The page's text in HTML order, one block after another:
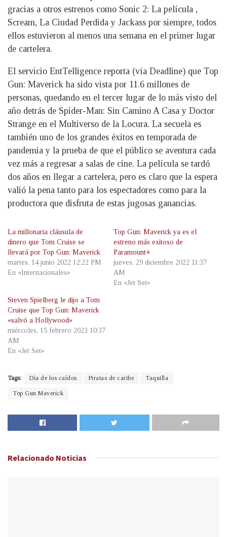
gracias a otros estrenos como Sonic 2: La película ,
Scream, La Ciudad Perdida y Jackass por siempre, todos
ellos estuvieron al menos una semana en el primer lugar
de cartelera.
El servicio EntTelligence reporta (vía Deadline) que Top
Gun: Maverick ha sido vista por 11.6 millones de
personas, quedando en el tercer lugar de lo más visto del
año detrás de Spider-Man: Sin Camino A Casa y Doctor
Strange en el Multiverso de la Locura. La secuela es
también uno de los grandes éxitos en temporada de
pandemia y la prueba de que el público se aventura cada
vez más a regresar a salas de cine. La película se tardó
dos años en llegar a cartelera, pero es claro que la espera
valió la pena tanto para los espectadores como para la
productora que disfruta de estas jugosas ganancias.
La millonaria cláusula de
dinero que Tom Cruise se
llevará por Top Gun: Maverick
martes, 14 junio 2022 12:22 PM
En «Internacionales»
Top Gun: Maverick ya es el
estreno más exitoso de
Paramount+
jueves, 29 diciembre 2022 11:37
AM
En «Jet Set»
Steven Spielberg le dijo a Tom
Cruise que Top Gun: Maverick
«salvó a Hollywood»
miércoles, 15 febrero 2023 10:37
AM
En «Jet Set»
Tags: Día de los caídos Piratas de caribe Taquilla
Top Gun Maverick
Relacionado Noticias